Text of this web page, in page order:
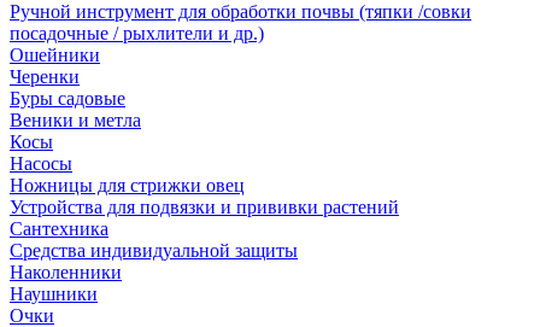
Ручной инструмент для обработки почвы (тяпки /совки
посадочные / рыхлители и др.)
Ошейники
Черенки
Буры садовые
Веники и метла
Косы
Насосы
Ножницы для стрижки овец
Устройства для подвязки и прививки растений
Сантехника
Средства индивидуальной защиты
Наколенники
Наушники
Очки